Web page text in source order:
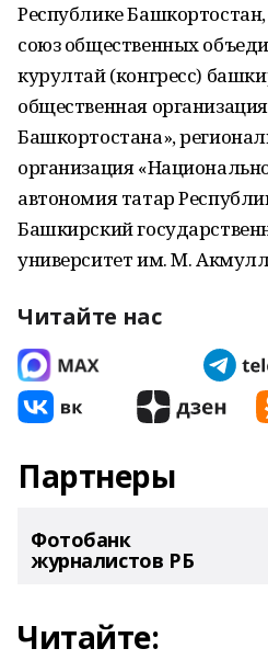
Республике
союз общественных
курултай (конгресс)
общественная
Башкортостана»,
организация
автономия татар
Башкирский
университет им. М.
Читайте нас
Партнеры
Фотобанк
журналистов РБ
Читайте: